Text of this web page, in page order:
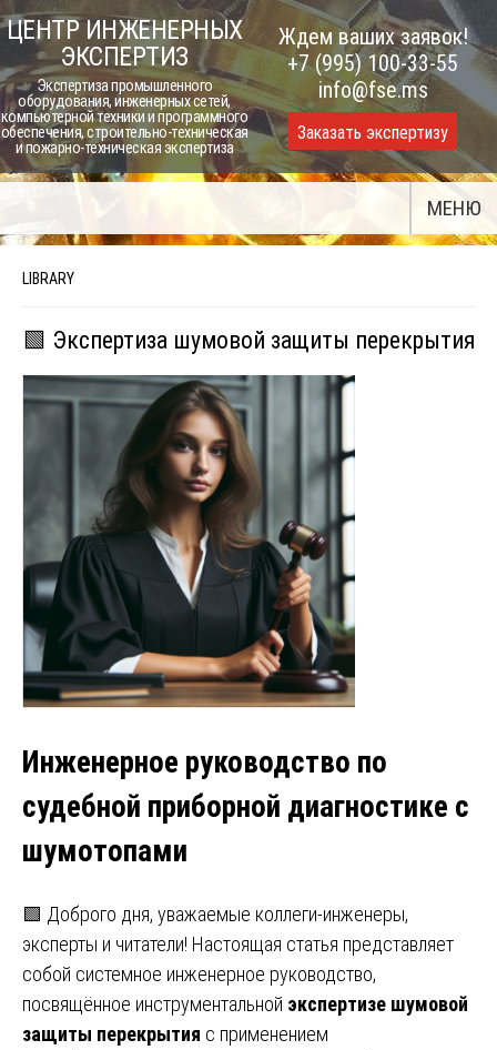
Skip
to
content
ЦЕНТР ИНЖЕНЕРНЫХ
ЭКСПЕРТИЗ
Экспертиза промышленного
оборудования, инженерных сетей,
компьютерной техники и программного
обеспечения, строительно-техническая
и пожарно-техническая экспертиза
Ждем ваших заявок!
+7 (995) 100-33-55
info@fse.ms
Заказать экспертизу
МЕНЮ
LIBRARY
🟩 Экспертиза шумовой защиты перекрытия
Инженерное руководство по
судебной приборной диагностике с
шумотопами
🟩 Доброго дня, уважаемые коллеги-инженеры,
эксперты и читатели! Настоящая статья представляет
собой системное инженерное руководство,
посвящённое инструментальной экспертизе шумовой
защиты перекрытия с применением